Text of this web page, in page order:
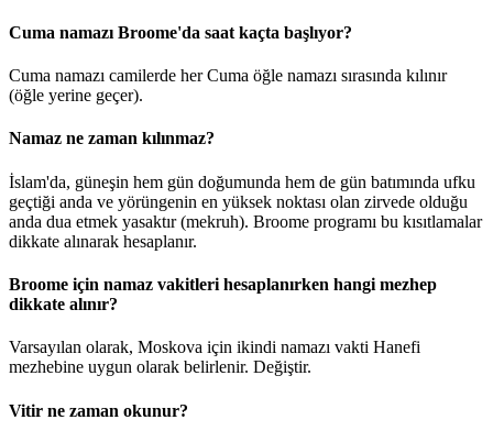
Cuma namazı Broome'da saat kaçta başlıyor?
Cuma namazı camilerde her Cuma öğle namazı sırasında kılınır
(öğle yerine geçer).
Namaz ne zaman kılınmaz?
İslam'da, güneşin hem gün doğumunda hem de gün batımında ufku
geçtiği anda ve yörüngenin en yüksek noktası olan zirvede olduğu
anda dua etmek yasaktır (mekruh). Broome programı bu kısıtlamalar
dikkate alınarak hesaplanır.
Broome için namaz vakitleri hesaplanırken hangi mezhep
dikkate alınır?
Varsayılan olarak, Moskova için ikindi namazı vakti Hanefi
mezhebine uygun olarak belirlenir. Değiştir.
Vitir ne zaman okunur?